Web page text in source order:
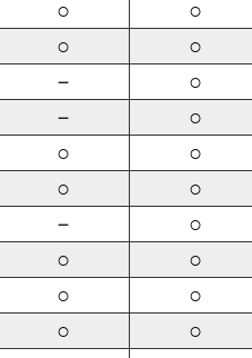
○ ○
○ ○
－ ○
－ ○
○ ○
○ ○
－ ○
○ ○
○ ○
○ ○